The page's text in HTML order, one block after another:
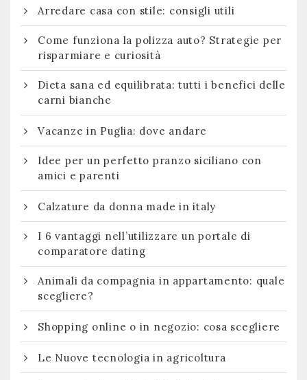
Arredare casa con stile: consigli utili
Come funziona la polizza auto? Strategie per
risparmiare e curiosità
Dieta sana ed equilibrata: tutti i benefici delle
carni bianche
Vacanze in Puglia: dove andare
Idee per un perfetto pranzo siciliano con
amici e parenti
Calzature da donna made in italy
I 6 vantaggi nell’utilizzare un portale di
comparatore dating
Animali da compagnia in appartamento: quale
scegliere?
Shopping online o in negozio: cosa scegliere
Le Nuove tecnologia in agricoltura